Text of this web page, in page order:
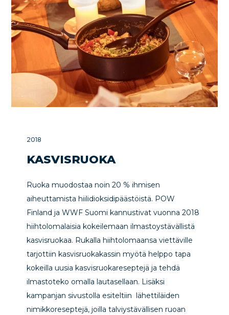
2018
KASVISRUOKA
Ruoka muodostaa noin 20 % ihmisen
aiheuttamista hiilidioksidipäästöistä. POW
Finland ja WWF Suomi kannustivat vuonna 2018
hiihtolomalaisia kokeilemaan ilmastoystävällistä
kasvisruokaa. Rukalla hiihtolomaansa viettäville
tarjottiin kasvisruokakassin myötä helppo tapa
kokeilla uusia kasvisruokareseptejä ja tehdä
ilmastoteko omalla lautasellaan. Lisäksi
kampanjan sivustolla esiteltiin lähettiläiden
nimikkoreseptejä, joilla talviystävällisen ruoan